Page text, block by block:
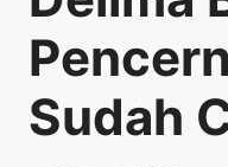
Sudah